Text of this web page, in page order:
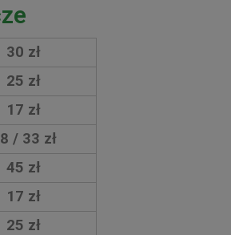
30 zł
25 zł
17 zł
/ 33 zł
45 zł
17 zł
25 zł